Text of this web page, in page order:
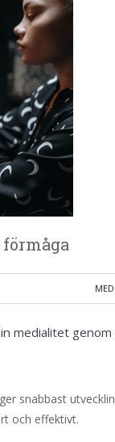
medialitet genom
snabbast
och effektivt.